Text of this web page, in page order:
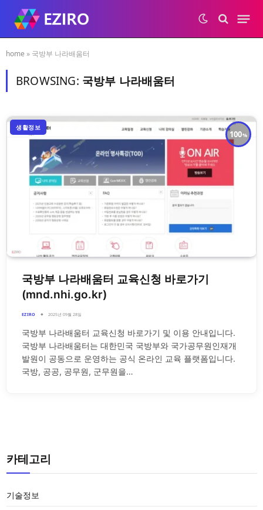
home » 국방부 나라배움터
BROWSING: 국방부 나라배움터
100
생활정보
국방부 나라배움터 교육신청 바로가기
(mnd.nhi.go.kr)
EZIRO 2025년 09월 28일
국방부 나라배움터 교육신청 바로가기 및 이용 안내입니다.
국방부 나라배움터는 대한민국 국방부와 국가공무원인재개
발원이 공동으로 운영하는 공식 온라인 교육 플랫폼입니다.
국방, 공공, 공무원, 군무원을…
카테고리
기술정보